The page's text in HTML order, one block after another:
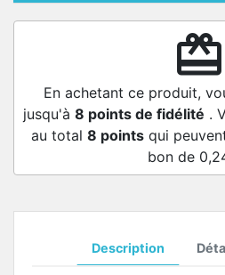
redeem
En achetant ce produit,
jusqu'à 8 points de fidélité .
au total 8 points qui
bon de
Description